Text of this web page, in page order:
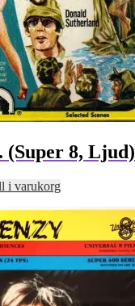
(Super 8, Ljud)
i varukorg